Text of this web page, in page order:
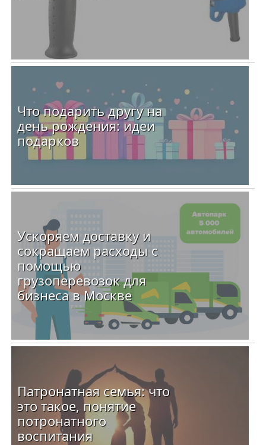
Что подарить другу на
день рождения: идеи
подарков
Ускоряем доставку и
сокращаем расходы с
помощью
грузоперевозок для
бизнеса в Москве
Патронатная семья: что
это такое, понятие
потронатного
воспитания